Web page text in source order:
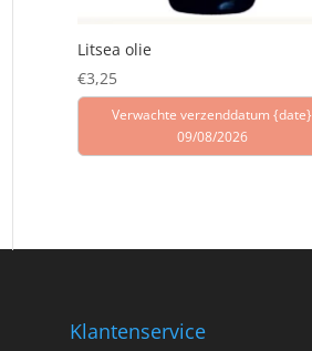
Litsea olie
€3,25
Verwachte verzenddatum {date}
09/08/2026
Klantenservice